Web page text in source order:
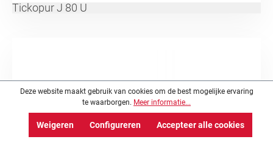
Tickopur J 80 U
Deze website maakt gebruik van cookies om de best mogelijke ervaring
te waarborgen. Meer informatie...
Weigeren Configureren Accepteer alle cookies